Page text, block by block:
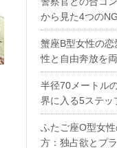
から見た4つの
蟹座B型女性の
性と自由奔放を
半径70メートル
界に入る5ステッ
ふたご座O型女
方：独占欲とプ